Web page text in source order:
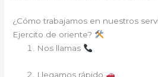
¿Cómo trabajamos en nuestros
Ejercito de oriente?
Nos llamas
Llegamos rápido